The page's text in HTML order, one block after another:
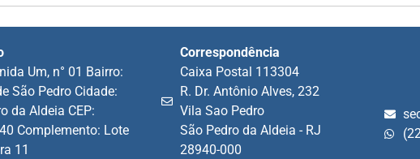
Um, n° 01 Bairro:
São Pedro Cidade:
da Aldeia CEP:
Complemento: Lote
11
Correspondência
Caixa Postal 113304
R. Dr. Antônio Alves, 232
Vila Sao Pedro
São Pedro da Aldeia - RJ
28940-000